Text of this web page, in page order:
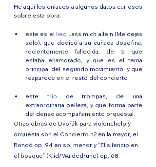
He aquí los enlaces a algunos datos curiosos
sobre esta obra:
este es el lied Lass mich allein (Me dejas
solo), que dedicó a su cuñada Josefina,
recientemente fallecida, de la que
estaba enamorado, y que es el tema
principal del segundo movimiento, y que
reaparece en el resto del concierto
este trío de trompas, de una
extraordinaria belleza, y que forma parte
del denso acompañamiento orquestal.
Otras obras de Dvořák para violonchelo y
orquesta son el Concierto n2 en la mayor, el
Rondó op. 94 en sol menor y “El silencio en
el bosque” (Klid/Waldedruhe) op. 68.